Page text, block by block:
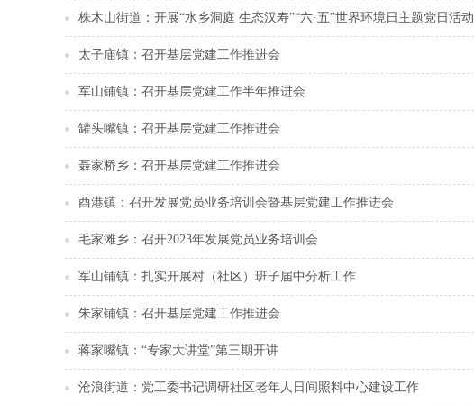
株木山街道：开展“水乡洞庭 生态汉寿”“六·五”世界环境日主题党日活动
太子庙镇：召开基层党建工作推进会
军山铺镇：召开基层党建工作半年推进会
罐头嘴镇：召开基层党建工作推进会
聂家桥乡：召开基层党建工作推进会
酉港镇：召开发展党员业务培训会暨基层党建工作推进会
毛家滩乡：召开2023年发展党员业务培训会
军山铺镇：扎实开展村（社区）班子届中分析工作
朱家铺镇：召开基层党建工作推进会
蒋家嘴镇：“专家大讲堂”第三期开讲
沧浪街道：党工委书记调研社区老年人日间照料中心建设工作